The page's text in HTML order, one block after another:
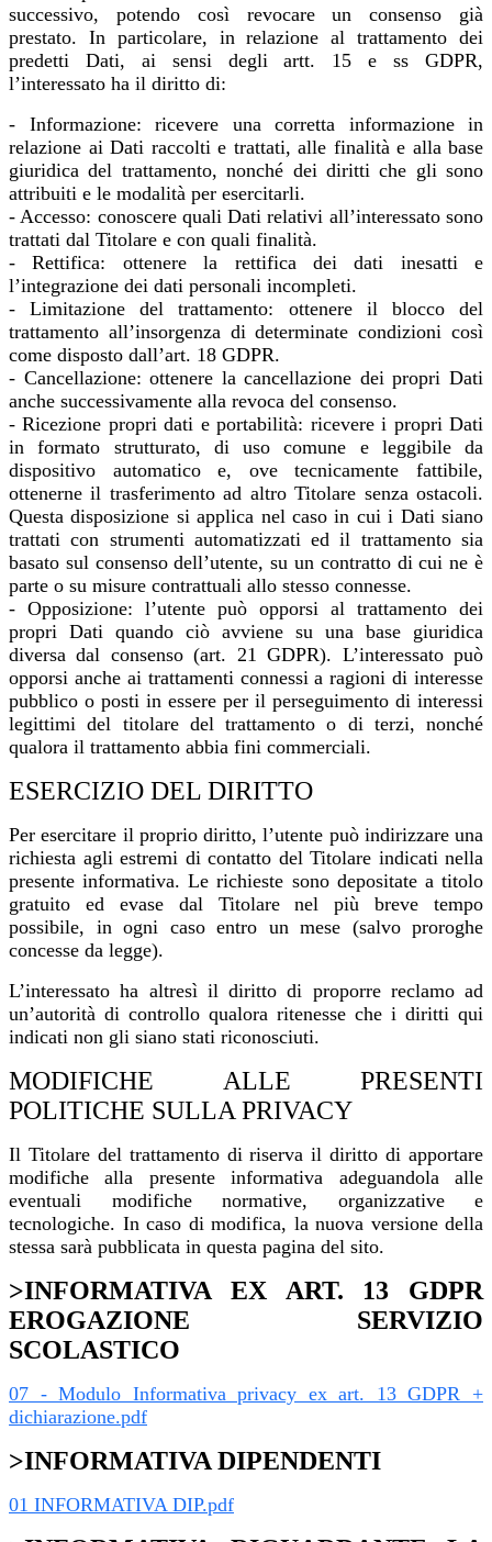
successivo, potendo così revocare un consenso già
prestato. In particolare, in relazione al trattamento dei
predetti Dati, ai sensi degli artt. 15 e ss GDPR,
l’interessato ha il diritto di:
- Informazione: ricevere una corretta informazione in
relazione ai Dati raccolti e trattati, alle finalità e alla base
giuridica del trattamento, nonché dei diritti che gli sono
attribuiti e le modalità per esercitarli.
- Accesso: conoscere quali Dati relativi all’interessato sono
trattati dal Titolare e con quali finalità.
- Rettifica: ottenere la rettifica dei dati inesatti e
l’integrazione dei dati personali incompleti.
- Limitazione del trattamento: ottenere il blocco del
trattamento all’insorgenza di determinate condizioni così
come disposto dall’art. 18 GDPR.
- Cancellazione: ottenere la cancellazione dei propri Dati
anche successivamente alla revoca del consenso.
- Ricezione propri dati e portabilità: ricevere i propri Dati
in formato strutturato, di uso comune e leggibile da
dispositivo automatico e, ove tecnicamente fattibile,
ottenerne il trasferimento ad altro Titolare senza ostacoli.
Questa disposizione si applica nel caso in cui i Dati siano
trattati con strumenti automatizzati ed il trattamento sia
basato sul consenso dell’utente, su un contratto di cui ne è
parte o su misure contrattuali allo stesso connesse.
- Opposizione: l’utente può opporsi al trattamento dei
propri Dati quando ciò avviene su una base giuridica
diversa dal consenso (art. 21 GDPR). L’interessato può
opporsi anche ai trattamenti connessi a ragioni di interesse
pubblico o posti in essere per il perseguimento di interessi
legittimi del titolare del trattamento o di terzi, nonché
qualora il trattamento abbia fini commerciali.
ESERCIZIO DEL DIRITTO
Per esercitare il proprio diritto, l’utente può indirizzare una
richiesta agli estremi di contatto del Titolare indicati nella
presente informativa. Le richieste sono depositate a titolo
gratuito ed evase dal Titolare nel più breve tempo
possibile, in ogni caso entro un mese (salvo proroghe
concesse da legge).
L’interessato ha altresì il diritto di proporre reclamo ad
un’autorità di controllo qualora ritenesse che i diritti qui
indicati non gli siano stati riconosciuti.
MODIFICHE ALLE PRESENTI
POLITICHE SULLA PRIVACY
Il Titolare del trattamento di riserva il diritto di apportare
modifiche alla presente informativa adeguandola alle
eventuali modifiche normative, organizzative e
tecnologiche. In caso di modifica, la nuova versione della
stessa sarà pubblicata in questa pagina del sito.
>INFORMATIVA EX ART. 13 GDPR
EROGAZIONE SERVIZIO
SCOLASTICO
07 - Modulo Informativa privacy ex art. 13 GDPR +
dichiarazione.pdf
>INFORMATIVA DIPENDENTI
01 INFORMATIVA DIP.pdf